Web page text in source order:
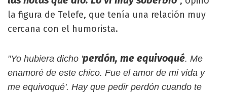
la figura de Telefe, que tenía una relación muy
cercana con el humorista.
"Yo hubiera dicho 'perdón, me equivoqué. Me
enamoré de este chico. Fue el amor de mi vida y
me equivoqué'. Hay que pedir perdón cuando te